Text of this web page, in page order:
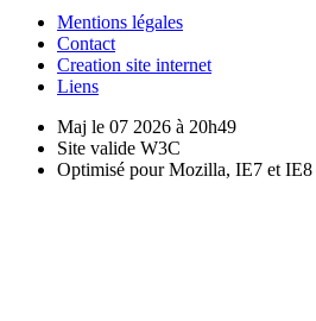
Mentions légales
Contact
Creation site internet
Liens
Maj le 07 2026 à 20h49
Site valide W3C
Optimisé pour Mozilla, IE7 et IE8